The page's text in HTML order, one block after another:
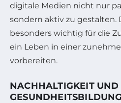
digitale Medien nicht nur
sondern aktiv zu gestalten.
besonders wichtig für die
ein Leben in einer
vorbereiten.
NACHHALTIGKEIT UND